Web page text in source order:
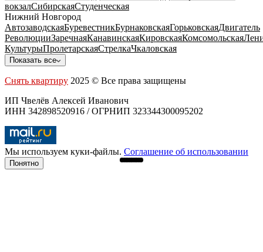
вокзалСибирскаяСтуденческая
Нижний Новгород
АвтозаводскаяБуревестникБурнаковскаяГорьковскаяДвигатель
РеволюцииЗаречнаяКанавинскаяКировскаяКомсомольская
КультурыПролетарскаяСтрелкаЧкаловская
Показать все
Снять квартиру 2025 © Все права защищены
ИП Чвелёв Алексей Иванович
ИНН 342898520916 / ОГРНИП 323344300095202
Мы используем куки-файлы. Соглашение об использовании
Понятно